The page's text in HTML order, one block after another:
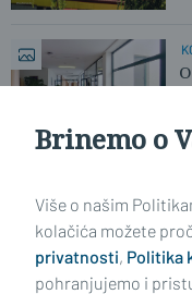
Brinemo o
Više o našim
kolačića možete
privatnosti, Politika
pohranjujemo i